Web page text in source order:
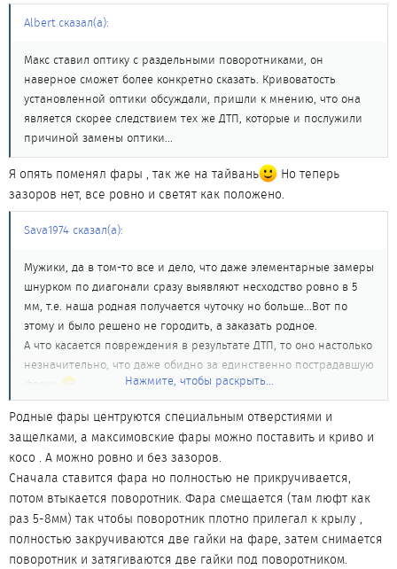
Albert сказал(а):
Макс ставил оптику с раздельными поворотниками, он
наверное сможет более конкретно сказать. Кривоватость
установленной оптики обсуждали, пришли к мнению, что она
является скорее следствием тех же ДТП, которые и послужили
причиной замены оптики...
Я опять поменял фары , так же на тайвань
Но теперь
зазоров нет, все ровно и светят как положено.
Sava1974 сказал(а):
Мужики, да в том-то все и дело, что даже элементарные замеры
шнурком по диагонали сразу выявляют несходство ровно в 5
мм, т.е. наша родная получается чуточку но больше...Вот по
этому и было решено не городить, а заказать родное.
А что касается повреждения в результате ДТП, то оно настолько
незначительно, что даже обидно за единственно пострадавшую
Нажмите, чтобы раскрыть...
Родные фары центруются специальным отверстиями и
защелками, а максимовские фары можно поставить и криво и
косо . А можно ровно и без зазоров.
Сначала ставится фара но полностью не прикручивается,
потом втыкается поворотник. Фара смещается (там люфт как
раз 5-8мм) так чтобы поворотник плотно прилегал к крылу ,
полностью закручиваются две гайки на фаре, затем снимается
поворотник и затягиваются две гайки под поворотником.